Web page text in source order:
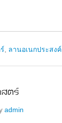
ลานอเนกประสงค์
ตร์
admin